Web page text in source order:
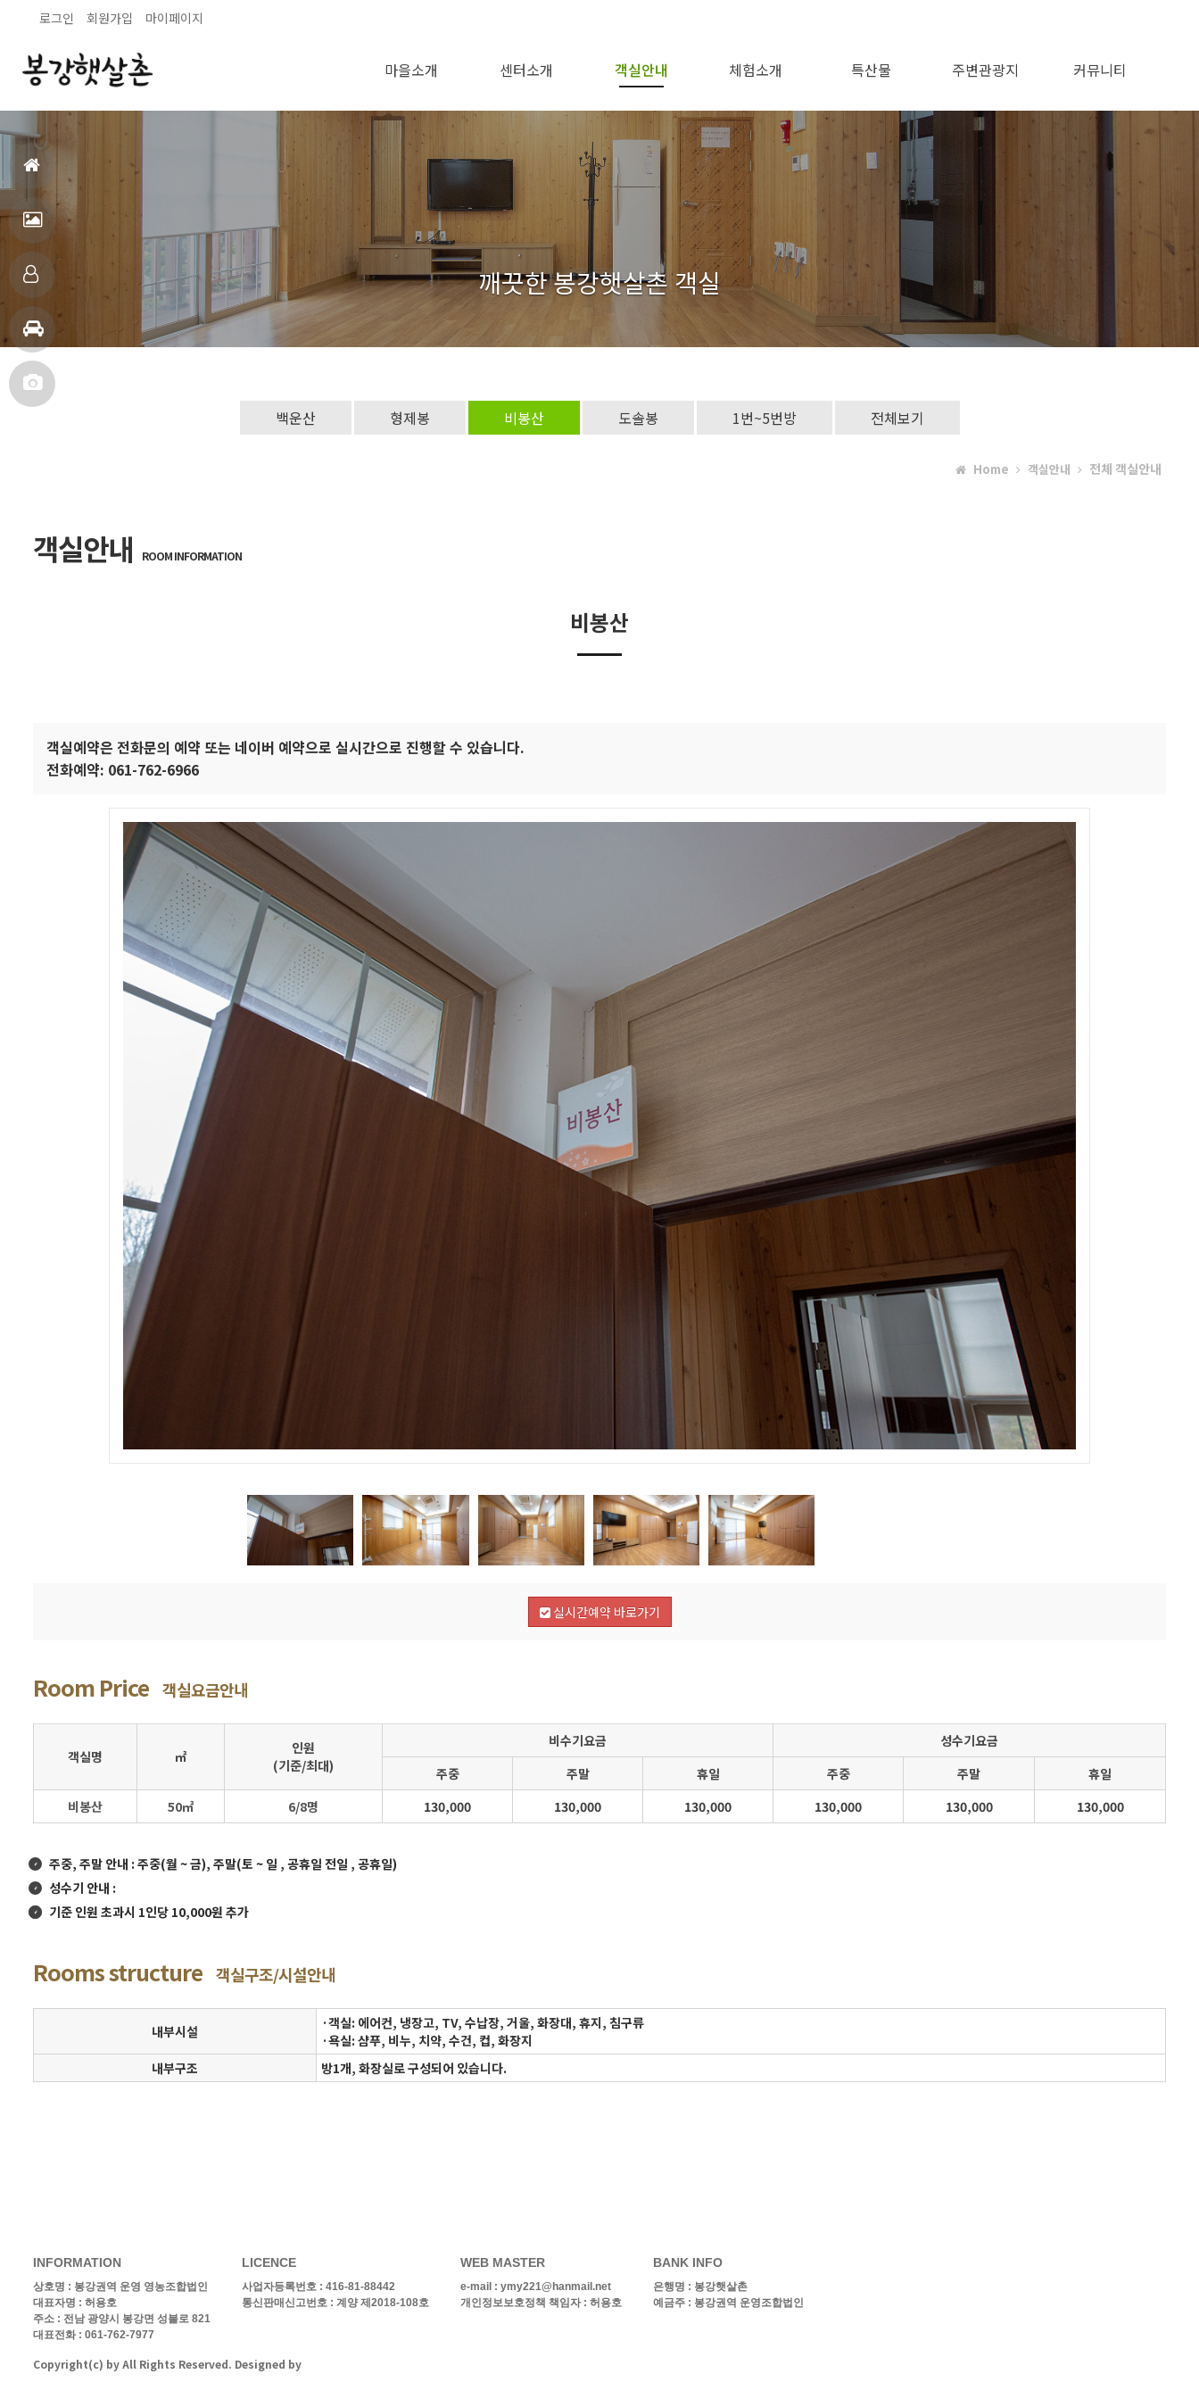
홈
로
펜
전
경
객
실주
로그인 회원가입 마이페이지
마을소개
봉강권역
오시는길
센터소개
봉강햇살촌
객실안내
백운산
형제봉
비봉산
도솔봉
1번~5번방
전체보기
체험소개 특산물 주변관광지 커뮤니티
공지사항
이용후기
이용문의
포토앨범
깨끗한 봉강햇살촌 객실
백운산 형제봉 비봉산 도솔봉 1번~5번방 전체보기
Home 객실안내 전체 객실안내
객실안내 ROOM INFORMATION
비봉산
객실예약은 전화문의 예약 또는 네이버 예약으로 실시간으로 진행할 수 있습니다.
전화예약: 061-762-6966
실시간예약 바로가기
Room Price 객실요금안내
객실명 ㎡
인원
(기준/최대)
비수기요금
성수기요금
주중
주말 휴일 주중 주말
휴일
비봉산
50㎡ 6/8명 130,000 130,000 130,000 130,000 130,000 130,000
주중, 주말 안내 : 주중(월 ~ 금), 주말(토 ~ 일 , 공휴일 전일 , 공휴일)
성수기 안내 :
기준 인원 초과시 1인당 10,000원 추가
Rooms structure 객실구조/시설안내
내부시설
·객실: 에어컨, 냉장고, TV, 수납장, 거울, 화장대, 휴지, 침구류
·욕실: 샴푸, 비누, 치약, 수건, 컵, 화장지
내부구조
방1개, 화장실로 구성되어 있습니다.
INFORMATION
상호명 : 봉강권역 운영 영농조합법인
대표자명 : 허용호
주소 : 전남 광양시 봉강면 성불로 821
대표전화 : 061-762-7977
LICENCE
사업자등록번호 : 416-81-88442
통신판매신고번호 : 계양 제2018-108호
WEB MASTER
e-mail : ymy221@hanmail.net
개인정보보호정책 책임자 : 허용호
BANK INFO
은행명 : 봉강햇살촌
예금주 : 봉강권역 운영조합법인
Copyright(c) byAll Rights Reserved. Designed by